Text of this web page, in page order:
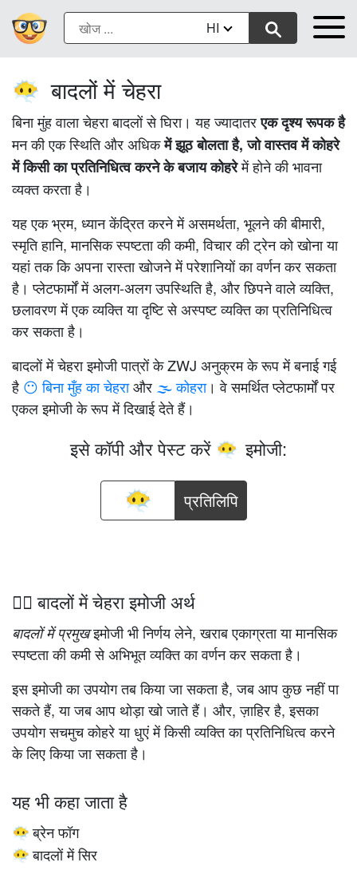
HI
😶‍🌫️ बादलों में चेहरा
बिना मुंह वाला चेहरा बादलों से घिरा। यह ज्यादातरएक दृश्य रूपक है
मन की एक स्थिति और अधिकमें झूठ बोलता है, जो वास्तव में कोहरे
में किसी का प्रतिनिधित्व करने के बजाय कोहरेमें होने की भावना
व्यक्त करता है।
यह एक भ्रम, ध्यान केंद्रित करने में असमर्थता, भूलने की बीमारी,
स्मृति हानि, मानसिक स्पष्टता की कमी, विचार की ट्रेन को खोना या
यहां तक ​​कि अपना रास्ता खोजने में परेशानियों का वर्णन कर सकता
है। प्लेटफार्मों में अलग-अलग उपस्थिति है, और छिपने वाले व्यक्ति,
छलावरण में एक व्यक्ति या दृष्टि से अस्पष्ट व्यक्ति का प्रतिनिधित्व
कर सकता है।
बादलों में चेहरा इमोजी पात्रों के ZWJ अनुक्रम के रूप में बनाई गई
है 😶 बिना मुँह का चेहराऔर 🌫️ कोहरा। वे समर्थित प्लेटफार्मों पर
एकल इमोजी के रूप में दिखाई देते हैं।
इसे कॉपी और पेस्ट करें 😶‍🌫️ इमोजी:
प्रतिलिपि
😶‍🌫️ बादलों में चेहरा इमोजी अर्थ
बादलों में प्रमुखइमोजी भी निर्णय लेने, खराब एकाग्रता या मानसिक
स्पष्टता की कमी से अभिभूत व्यक्ति का वर्णन कर सकता है।
इस इमोजी का उपयोग तब किया जा सकता है, जब आप कुछ नहीं पा
सकते हैं, या जब आप थोड़ा खो जाते हैं। और, ज़ाहिर है, इसका
उपयोग सचमुच कोहरे या धुएं में किसी व्यक्ति का प्रतिनिधित्व करने
के लिए किया जा सकता है।
यह भी कहा जाता है
😶‍🌫️ ब्रेन फॉग
😶‍🌫️ बादलों में सिर